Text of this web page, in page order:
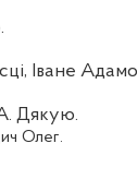
Іване
Дякую.
Олег.